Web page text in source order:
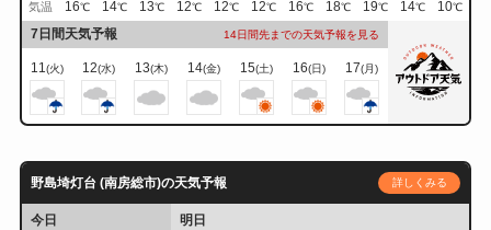
気温 16℃ 14℃ 13℃ 12℃ 12℃ 12℃ 16℃ 18℃ 19℃ 14℃ 10℃
7日間天気予報 14日間先までの天気予報を見る
11(火) 12(水) 13(木) 14(金) 15(土) 16(日) 17(月)
野島埼灯台 (南房総市)の天気予報 詳しくみる
今日
明日